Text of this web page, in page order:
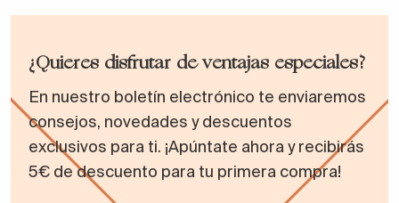
¿Quieres disfrutar de ventajas especiales?
En nuestro boletín electrónico te enviaremos
consejos, novedades y descuentos
exclusivos para ti. ¡Apúntate ahora y recibirás
5€ de descuento para tu primera compra!